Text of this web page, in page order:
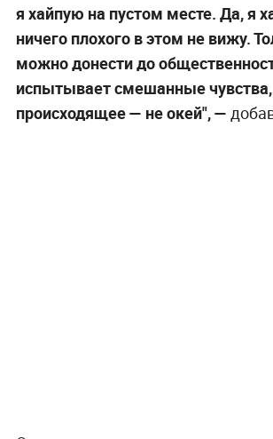
я хайпую на пустом месте. Да, я
ничего плохого в этом не вижу.
можно донести до
испытывает смешанные
происходящее— не окей",—